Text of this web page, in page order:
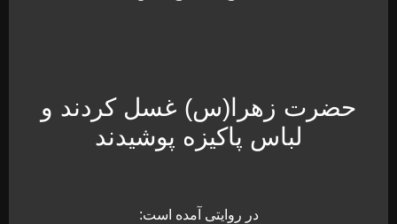
حضرت زهرا(س) غسل کردند و
لباس پاکیزه پوشیدند
در روایتی آمده است: